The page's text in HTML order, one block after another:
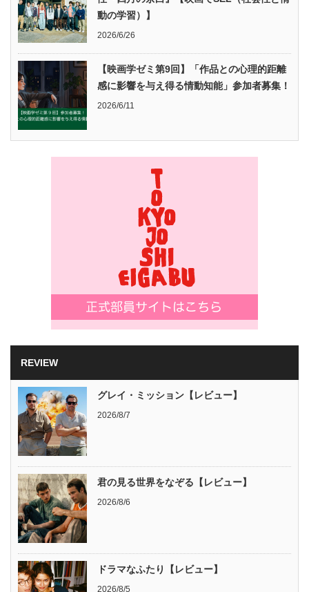
動の学習）】
2026/6/26
【映画学ゼミ第9回】「作品との心理的距離
感に影響を与え得る情動知能」参加者募集！
2026/6/11
REVIEW
グレイ・ミッション【レビュー】
2026/8/7
君の見る世界をなぞる【レビュー】
2026/8/6
ドラマなふたり【レビュー】
2026/8/5